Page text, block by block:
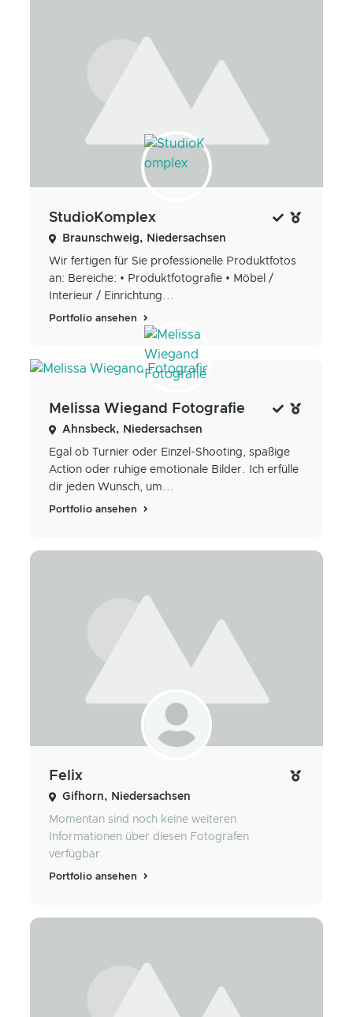
StudioKomplex
Braunschweig, Niedersachsen
Wir fertigen für Sie professionelle Produktfotos
an: Bereiche: • Produktfotografie • Möbel /
Interieur / Einrichtung...
Portfolio ansehen
Melissa Wiegand Fotografie
Ahnsbeck, Niedersachsen
Egal ob Turnier oder Einzel-Shooting, spaßige
Action oder ruhige emotionale Bilder. Ich erfülle
dir jeden Wunsch, um...
Portfolio ansehen
Felix
Gifhorn, Niedersachsen
Momentan sind noch keine weiteren
Informationen über diesen Fotografen
verfügbar.
Portfolio ansehen